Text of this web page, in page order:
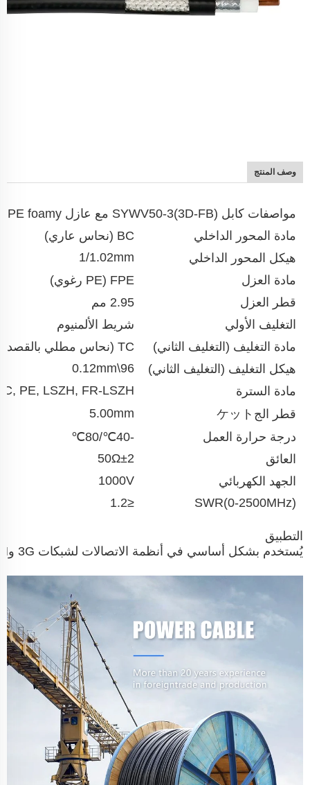
وصف المنتج
مواصفات كابل SYWV50-3(3D-FB) مع عازل PE foamy
مادة المحور الداخلي
BC (نحاس عاري)
هيكل المحور الداخلي
1/1.02mm
مادة العزل
FPE (PE رغوي)
قطر العزل
2.95 مم
التغليف الأولي
شريط الألمنيوم
مادة التغليف (التغليف الثاني)
TC (نحاس مطلي بالقصدير),
هيكل التغليف (التغليف الثاني)
96\0.12mm
مادة السترة
PE, LSZH, FR-LSZH
قطر الجケット
5.00mm
درجة حرارة العمل
-40℃/80℃
العائق
50Ω±2
الجهد الكهربائي
1000V
SWR(0-2500MHz)
≤1.2
التطبيق
يُستخدم بشكل أساسي في أنظمة الاتصالات لشبكات 3G وGSM وCDMA، وأنظمة الاتصالات المايكروويف الرقمية، والصناعة الجوية والفضائية، والأجهزة الدقيقة.